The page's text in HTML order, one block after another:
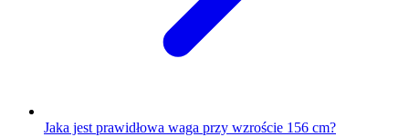
Jaka jest prawidłowa waga przy wzroście 156 cm?